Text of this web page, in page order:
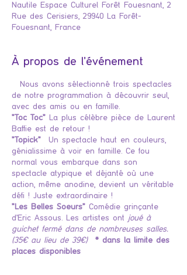
Nautile Espace Culturel Forêt Fouesnant, 2
Rue des Cerisiers, 29940 La Forêt-
Fouesnant, France
À propos de l'événement
Nous avons sélectionné trois spectacles
de notre programmation à découvrir seul,
avec des amis ou en famille.
"Toc Toc" La plus célèbre pièce de Laurent
Baffie est de retour !
"Topick" Un spectacle haut en couleurs,
génialissime à voir en famille. Ce fou
normal vous embarque dans son
spectacle atypique et déjanté où une
action, même anodine, devient un véritable
défi ! Juste extraordinaire !
"Les Belles Soeurs" Comédie grinçante
d'Eric Assous. Les artistes ont joué à
guichet fermé dans de nombreuses salles.
(35€ au lieu de 39€)
* dans la limite des
places disponibles